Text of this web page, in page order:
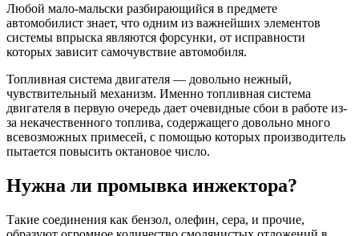
Любой мало-мальски разбирающийся в предмете
автомобилист знает, что одним из важнейших элементов
системы впрыска являются форсунки, от исправности
которых зависит самочувствие автомобиля.
Топливная система двигателя — довольно нежный,
чувствительный механизм. Именно топливная система
двигателя в первую очередь дает очевидные сбои в работе из-
за некачественного топлива, содержащего довольно много
всевозможных примесей, с помощью которых производитель
пытается повысить октановое число.
Нужна ли промывка инжектора?
Такие соединения как бензол, олефин, сера, и прочие,